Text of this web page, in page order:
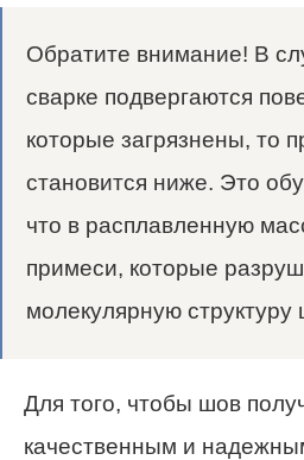
Обратите внимание! В
сварке подвергаются
которые загрязнены, то
становится ниже. Это
что в расплавленную
примеси, которые
молекулярную структуру
Для того, чтобы шов
качественным и